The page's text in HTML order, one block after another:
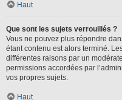
Haut
Que sont les sujets verrouillés ?
Vous ne pouvez plus répondre
étant contenu est alors terminé.
différentes raisons par un
permissions accordées par
vos propres sujets.
Haut